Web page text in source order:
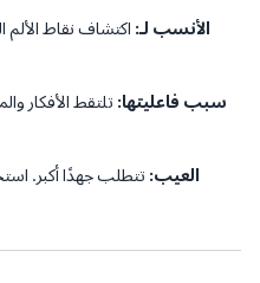
الأنسب لـ: اكتشاف نقاط الألم
سبب فاعليتها: تلتقط الأفكار
العيب: تتطلب جهدًا أكبر.